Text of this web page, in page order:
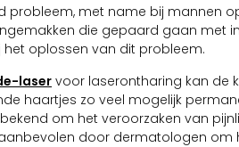
met name bij mannen
die gepaard gaan met
oplossen van dit probleem.
laser voor laserontharing kan de
haartjes zo veel mogelijk
om het veroorzaken van
door dermatologen